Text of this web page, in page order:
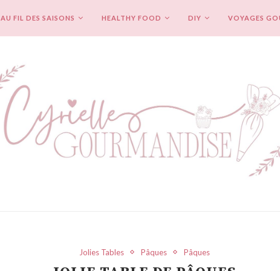
AU FIL DES SAISONS HEALTHY FOOD DIY VOYAGES
Jolies Tables Pâques Pâques